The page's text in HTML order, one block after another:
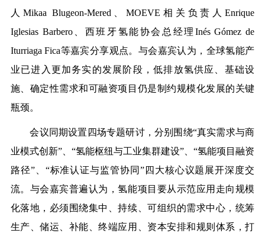
人Mikaa Blugeon-Mered、MOEVE相关负责人Enrique
Iglesias Barbero、西班牙氢能协会总 经理Inés Gómez de
Iturriaga Fica等嘉宾分享观点。与会嘉宾认为，全球氢能产
业已进入更加务实的发展阶段，低排放氢供应、基础设
施、确定性需求和可融资项目仍是制约规模化发展的关键
瓶颈。
会议同期设置四场专题研讨，分别围绕“真实需求与商
业模式创新”、“氢能枢纽与工业集群建设”、“氢能项目融资
路径”、“标准认证与监管协同”四大核心议题展开深度交
流。与会嘉宾普遍认为，氢能项目要从示范应用走向规模
化落地，必须围绕集中、持续、可组织的需求中心，统筹
生产、储运、补能、终端应用、资本安排和规则体系，打